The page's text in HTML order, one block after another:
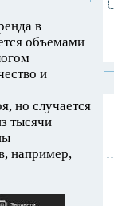
в
объемами
и
но случается
тысячи
например,